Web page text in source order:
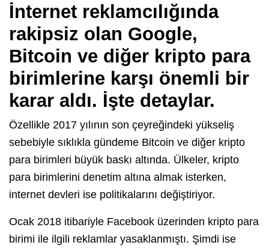
İnternet reklamcılığında
rakipsiz olan Google,
Bitcoin ve diğer kripto para
birimlerine karşı önemli bir
karar aldı. İşte detaylar.
Özellikle 2017 yılının son çeyreğindeki yükseliş
sebebiyle sıklıkla gündeme Bitcoin ve diğer kripto
para birimleri büyük baskı altında. Ülkeler, kripto
para birimlerini denetim altına almak isterken,
internet devleri ise politikalarını değiştiriyor.
Ocak 2018 itibariyle Facebook üzerinden kripto para
birimi ile ilgili reklamlar yasaklanmıştı. Şimdi ise